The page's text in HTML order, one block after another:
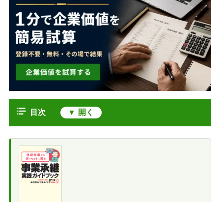
目次
とは
売り手が知っておくべきDDの目的
と買い手の視点